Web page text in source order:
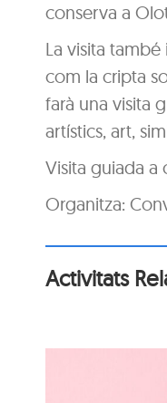
conserva a
La visita també
com la cripta
farà una visita
artístics, art,
Visita guiada a
Organitza:
Activitats